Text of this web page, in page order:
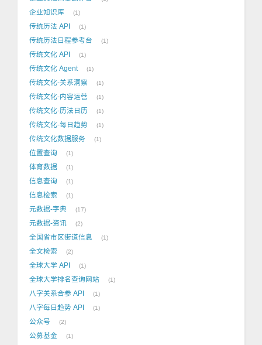
企业知识库 1
传统历法 API 1
传统历法日程参考台 1
传统文化 API 1
传统文化 Agent 1
传统文化-关系洞察 1
传统文化-内容运营 1
传统文化-历法日历 1
传统文化-每日趋势 1
传统文化数据服务 1
位置查询 1
体育数据 1
信息查询 1
信息检索 1
元数据-字典 17
元数据-资讯 2
全国省市区街道信息 1
全文检索 2
全球大学 API 1
全球大学排名查询网站 1
八字关系合参 API 1
八字每日趋势 API 1
公众号 2
公募基金 1